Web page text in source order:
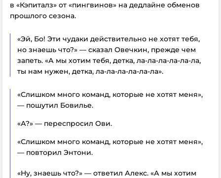
в «Кэпиталз» от «пингвинов» на дедлайне обменов
прошлого сезона.
«Эй, Бо! Эти чудаки действительно не хотят тебя,
но знаешь что?» — сказал Овечкин, прежде чем
запеть. «А мы хотим тебя, детка, ла-ла-ла-ла-ла-ла,
ты нам нужен, детка, ла-ла-ла-ла-ла-ла».
«Слишком много команд, которые не хотят меня»,
— пошутил Бовилье.
«А?» — переспросил Ови.
«Слишком много команд, которые не хотят меня»,
— повторил Энтони.
«Ну, знаешь что?» — ответил Алекс. «А мы хотим